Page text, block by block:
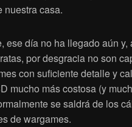
nuestra casa.
ese día no ha llegado aún
por desgracia no son
con suficiente detalle y
mucho más costosa (y
se saldrá de los
de wargames.